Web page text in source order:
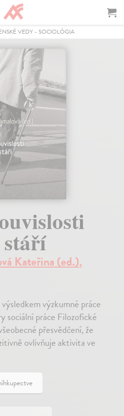
VEDY- SOCIOLÓGIA
Kateřina (ed.),
výzkumné práce
sociální práce Filozofické
přesvědčení, že
ovlivňuje aktivita ve